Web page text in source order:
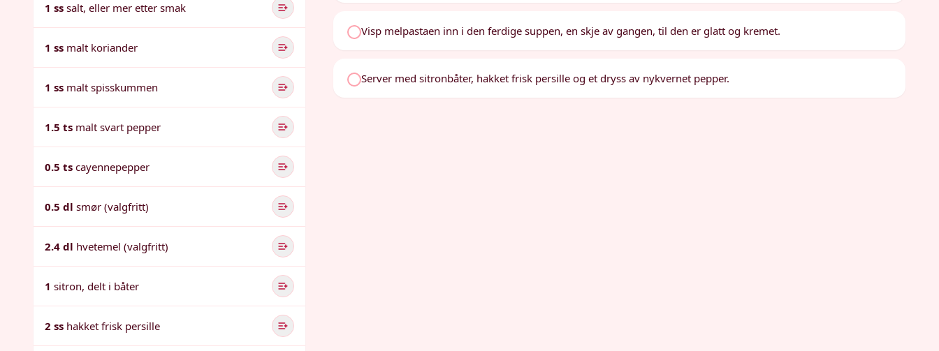
1 ss salt, eller mer etter smak
1 ss malt koriander
1 ss malt spisskummen
1.5 ts malt svart pepper
0.5 ts cayennepepper
0.5 dl smør (valgfritt)
2.4 dl hvetemel (valgfritt)
1 sitron, delt i båter
2 ss hakket frisk persille
Visp melpastaen inn i den ferdige suppen, en skje av gangen, til den er glatt og kremet.
Server med sitronbåter, hakket frisk persille og et dryss av nykvernet pepper.